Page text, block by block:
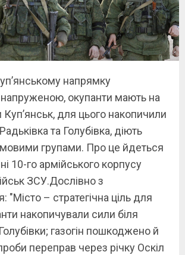
напрямку
окупанти мають на
Купʼянськ, для цього накопичили
та Голубівка, діють
групами. Про це йдеться
10-го армійського корпусу
ЗСУ.Дослівно з
"Місто – стратегічна ціль для
накопичували сили біля
газогін пошкоджено й
переправ через річку Оскіл